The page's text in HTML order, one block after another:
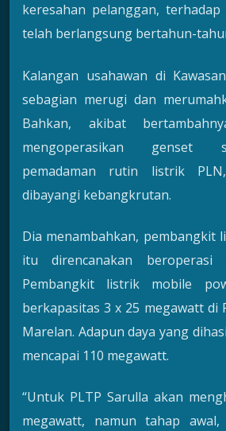
keresahan pelanggan,
telah berlangsung bertahun-
Kalangan usahawan di
sebagian merugi dan
Bahkan, akibat
mengoperasikan genset
pemadaman rutin listrik
dibayangi kebangkrutan.
Dia menambahkan, pembangkit
itu direncanakan beroperasi
Pembangkit listrik mobile
berkapasitas 3 x 25 megawatt di
Marelan. Adapun daya yang
mencapai 110 megawatt.
“Untuk PLTP Sarulla akan
megawatt, namun tahap